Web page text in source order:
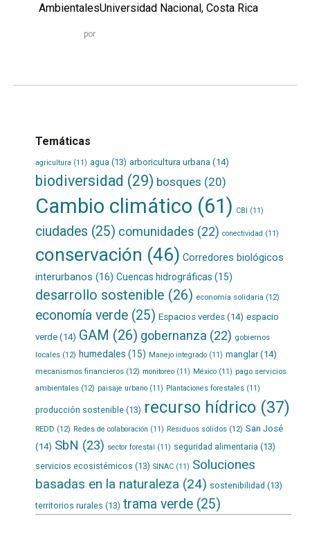
AmbientalesUniversidad Nacional, Costa Rica
por
Temáticas
agricultura (11) agua (13) arboricultura urbana (14)
biodiversidad (29) bosques (20)
Cambio climático (61) CBI (11)
ciudades (25) comunidades (22) conectividad (11)
conservación (46) Corredores biológicos
interurbanos (16) Cuencas hidrográficas (15)
desarrollo sostenible (26) economía solidaria (12)
economía verde(25) Espacios verdes(14) espacio
verde(14) GAM (26) gobernanza (22) gobiernos
locales(12) humedales (15) Manejo integrado(11) manglar(14)
mecanismos financieros(12) monitoreo(11) México(11) pago servicios
ambientales(12) paisaje urbano(11) Plantaciones forestales(11)
producción sostenible(13) recurso hídrico(37)
REDD (12) Redes de colaboración (11) Residuos sólidos(12) San José
(14) SbN (23) sector forestal (11) seguridad alimentaria (13)
servicios ecosistémicos (13) SINAC(11) Soluciones
basadas en la naturaleza (24) sostenibilidad (13)
territorios rurales (13) trama verde(25)